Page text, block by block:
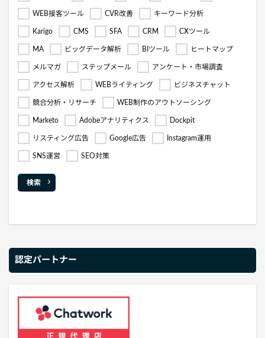
WEB接客ツール CVR改善 キーワード分析
Karigo CMS SFA CRM CXツール
MA ビッグデータ解析 BIツール ヒートマップ
メルマガ ステップメール アンケート・市場調査
アクセス解析 WEBライティング ビジネスチャット
競合分析・リサーチ WEB制作のアウトソーシング
Marketo Adobeアナリティクス Dockpit
リスティング広告 Google広告 Instagram運用
SNS運営 SEO対策
検索
認定パートナー